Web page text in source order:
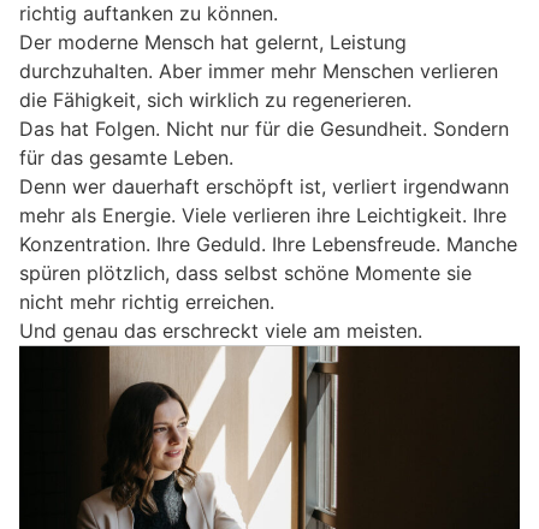
richtig auftanken zu können.
Der moderne Mensch hat gelernt, Leistung
durchzuhalten. Aber immer mehr Menschen verlieren
die Fähigkeit, sich wirklich zu regenerieren.
Das hat Folgen. Nicht nur für die Gesundheit. Sondern
für das gesamte Leben.
Denn wer dauerhaft erschöpft ist, verliert irgendwann
mehr als Energie. Viele verlieren ihre Leichtigkeit. Ihre
Konzentration. Ihre Geduld. Ihre Lebensfreude. Manche
spüren plötzlich, dass selbst schöne Momente sie
nicht mehr richtig erreichen.
Und genau das erschreckt viele am meisten.